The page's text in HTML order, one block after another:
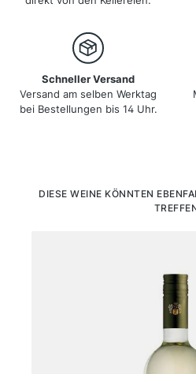
Schneller Versand
Versand am selben Werktag
bei Bestellungen bis 14 Uhr.
Produktgalerie überspringen
DIESE WEINE KÖNNTEN